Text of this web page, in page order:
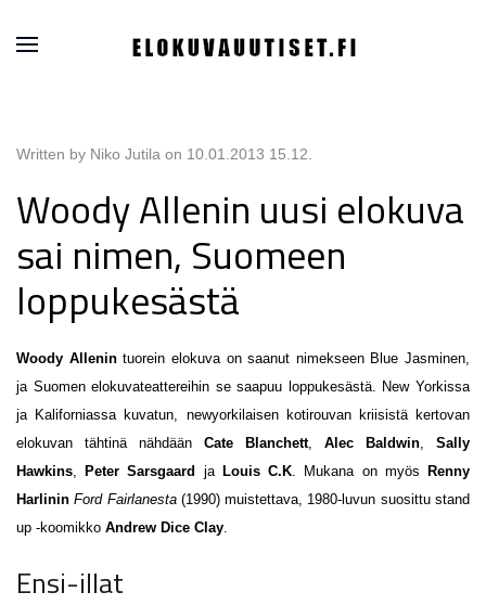
Written by Niko Jutila on 10.01.2013 15.12
Woody Allenin uusi elokuva
sai nimen, Suomeen
loppukesästä
Woody Allenintuorein elokuva on saanut nimekseen Blue Jasminen,
ja Suomen elokuvateattereihin se saapuu loppukesästä. New Yorkissa
ja Kaliforniassa kuvatun, newyorkilaisen kotirouvan kriisistä kertovan
elokuvan tähtinä nähdään Cate Blanchett, Alec Baldwin, Sally
Hawkins, Peter Sarsgaard ja Louis C.K. Mukana on myös
Renny
HarlininFord Fairlanesta (1990) muistettava, 1980-luvun suosittu stand
up -koomikko Andrew Dice Clay.
Ensi-illat